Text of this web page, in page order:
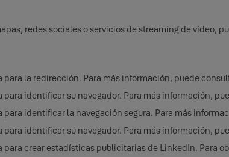
redes sociales o servicios de streaming de vídeo,
la redirección. Para más información, puede
identificar su navegador. Para más información,
identificar la navegación segura. Para más
identificar su navegador. Para más información,
para crear estadísticas publicitarias de LinkedIn. Para